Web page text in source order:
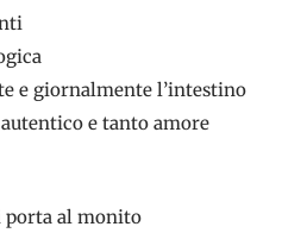
e giornalmente l’intestino
e tanto amore
porta al monito